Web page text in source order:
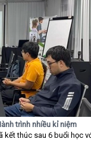
trình nhiều kỉ niệm
kết thúc sau 6 buổi học